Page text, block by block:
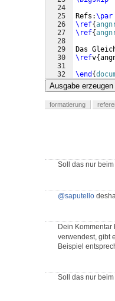
24
25
26
27
28
29
30
31
32
Refs:\par
\ref{
\ref{
Das
\refv{
\end {
Ausgabe erzeugen
formatierung
Soll das nur
@saputello
Dein Kommentar
verwendest, gibt
Beispiel
Soll das nur